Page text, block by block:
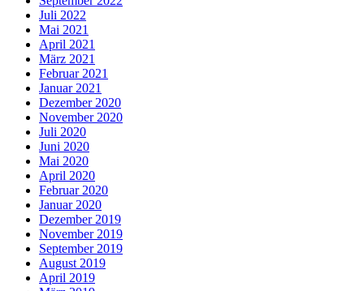
Juli 2022
Mai 2021
April 2021
März 2021
Februar 2021
Januar 2021
Dezember 2020
November 2020
Juli 2020
Juni 2020
Mai 2020
April 2020
Februar 2020
Januar 2020
Dezember 2019
November 2019
September 2019
August 2019
April 2019